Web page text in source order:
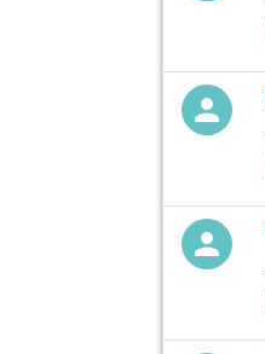
person
person